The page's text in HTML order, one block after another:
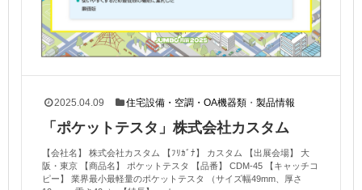
2025.04.09 住宅設備・空調・OA機器類 ・製品情報
「ポケットテスタ」株式会社カスタム
【会社名】 株式会社カスタム 【ﾌﾘｶﾞﾅ】 カスタム 【出展会場】 大
阪・東京 【商品名】 ポケットテスタ 【品番】 CDM-45 【キャッチコ
ピー】 業界最小最軽量のポケットテスタ （サイズ幅49mm、厚さ